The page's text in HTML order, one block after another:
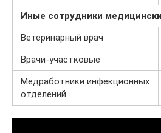
Иные сотрудники
Ветеринарный врач
Врачи-участковые
Медработники инфекционных
отделений